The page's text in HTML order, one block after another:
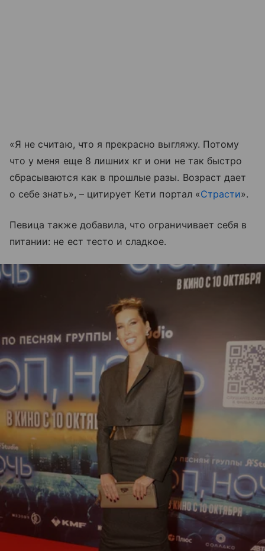
«Я не считаю, что я прекрасно выгляжу. Потому
что у меня еще 8 лишних кг и они не так быстро
сбрасываются как в прошлые разы. Возраст дает
о себе знать», – цитирует Кети портал «Страсти».
Певица также добавила, что ограничивает себя в
питании: не ест тесто и сладкое.